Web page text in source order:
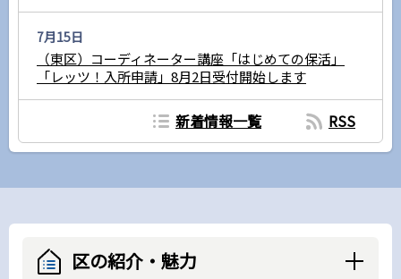
7月15日
（東区）コーディネーター講座「はじめての保活」
「レッツ！入所申請」8月2日受付開始します
新着情報一覧 RSS
区の紹介・魅力